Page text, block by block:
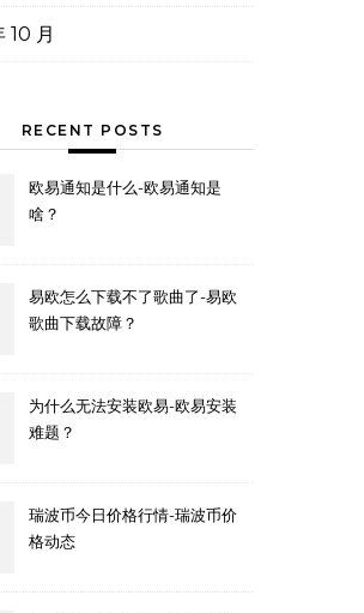
10 月
RECENT POSTS
欧易通知是什么-欧易通知是
啥？
易欧怎么下载不了歌曲了-易欧
歌曲下载故障？
为什么无法安装欧易-欧易安装
难题？
瑞波币今日价格行情-瑞波币价
格动态